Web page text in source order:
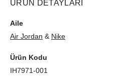
salonda ve günlük kullanımda
ÜRÜN DETAYLARI
Aile
Air Jordan & Nike
Ürün Kodu
IH7971-001